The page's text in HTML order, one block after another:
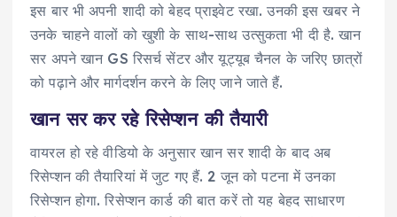
इस बार भी अपनी शादी को बेहद प्राइवेट रखा. उनकी इस खबर ने
उनके चाहने वालों को खुशी के साथ-साथ उत्सुकता भी दी है. खान
सर अपने खान GS रिसर्च सेंटर और यूट्यूब चैनल के जरिए छात्रों
को पढ़ाने और मार्गदर्शन करने के लिए जाने जाते हैं.
खान सर कर रहे रिसेप्शन की तैयारी
वायरल हो रहे वीडियो के अनुसार खान सर शादी के बाद अब
रिसेप्शन की तैयारियां में जुट गए हैं. 2 जून को पटना में उनका
रिसेप्शन होगा. रिसेप्शन कार्ड की बात करें तो यह बेहद साधारण